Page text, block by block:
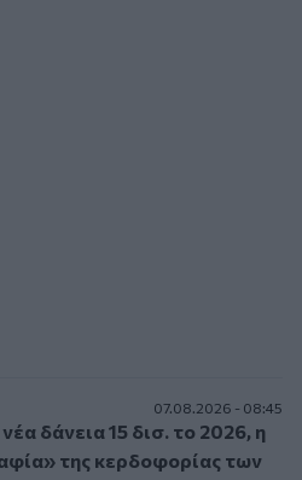
07.08.2026 - 08:45
δάνεια 15 δισ. το 2026, η
της κερδοφορίας των